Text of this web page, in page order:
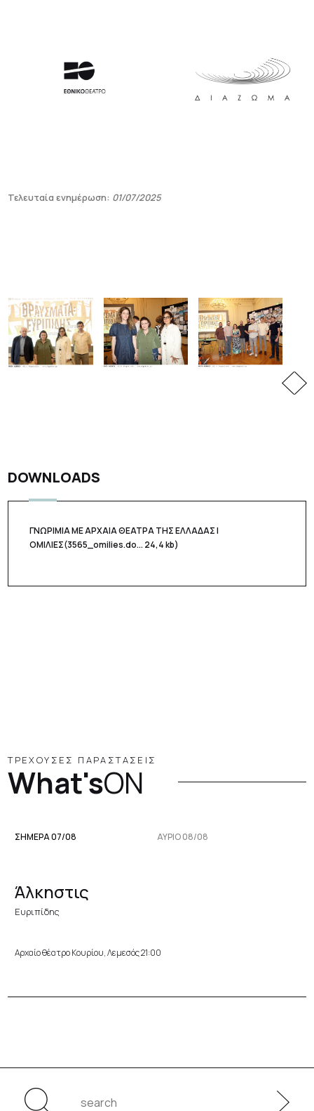
Τελευταία ενημέρωση: 01/07/2025
DOWNLOADS
ΓΝΩΡΙΜΙΑ ΜΕ ΑΡΧΑΙΑ ΘΕΑΤΡΑ ΤΗΣ ΕΛΛΑΔΑΣ |
ΟΜΙΛΙΕΣ(3565_omilies.do... 24,4 kb)
ΤΡΕΧΟΥΣΕΣ ΠΑΡΑΣΤΑΣΕΙΣ
What'sON
ΣΗΜΕΡΑ 07/08 ΑΥΡΙΟ 08/08
Άλκηστις
Ευριπίδης
Αρχαίο θέατρο Κουρίου, Λεμεσός 21:00